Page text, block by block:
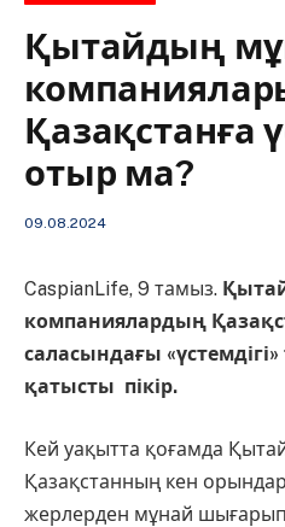
Қытайдың
Қазақстанға
отыр ма?
09.08.2024
CaspianLife, 9 тамыз.
компаниялардың
саласындағы
қатысты пікір.
Кей уақытта қоғамда
Қазақстанның кен
жерлерден мұнай